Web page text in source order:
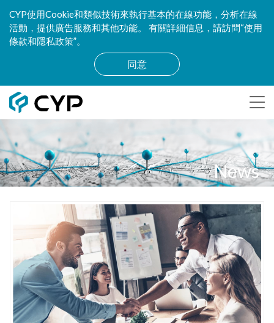
CYP使用Cookie和類似技術來執行基本的在線功能，分析在線
活動，提供廣告服務和其他功能。 有關詳細信息，請訪問“使用
條款和隱私政策”。
同意
News